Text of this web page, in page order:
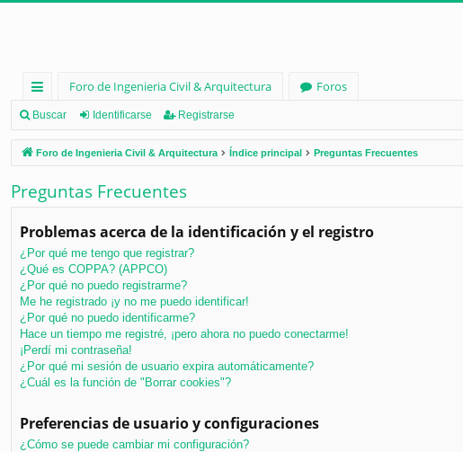
nl
ac
es
rá
pi
d
os
Foro de Ingenieria Civil & Arquitectura
Foros
Buscar Identificarse Registrarse
Foro de Ingenieria Civil & Arquitectura Índice principal Preguntas Frecuentes
Preguntas Frecuentes
Problemas acerca de la identificación y el registro
¿Por qué me tengo que registrar?
¿Qué es COPPA? (APPCO)
¿Por qué no puedo registrarme?
Me he registrado ¡y no me puedo identificar!
¿Por qué no puedo identificarme?
Hace un tiempo me registré, ¡pero ahora no puedo conectarme!
¡Perdí mi contraseña!
¿Por qué mi sesión de usuario expira automáticamente?
¿Cuál es la función de "Borrar cookies"?
Preferencias de usuario y configuraciones
¿Cómo se puede cambiar mi configuración?